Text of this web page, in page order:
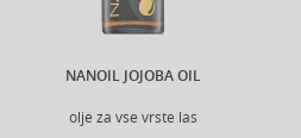
NANOIL JOJOBA OIL
olje za vse vrste las